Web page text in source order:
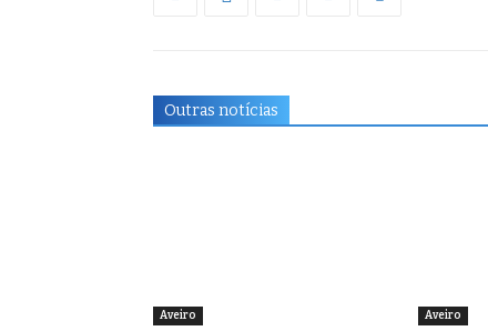
Outras notícias
Aveiro Aveiro